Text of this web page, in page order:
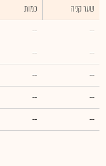
שער קניה כמות
--
--
--
--
--
--
--
--
--
--